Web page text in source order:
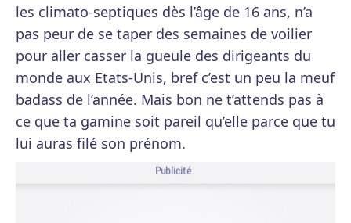
les climato-septiques dès l’âge de 16 ans, n’a
pas peur de se taper des semaines de voilier
pour aller casser la gueule des dirigeants du
monde aux Etats-Unis, bref c’est un peu la meuf
badass de l’année. Mais bon ne t’attends pas à
ce que ta gamine soit pareil qu’elle parce que tu
lui auras filé son prénom.
Publicité